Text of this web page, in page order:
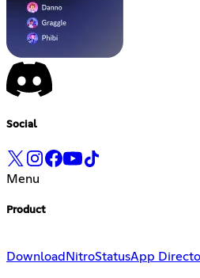
Social
Menu
Product
Download NitroStatusApp